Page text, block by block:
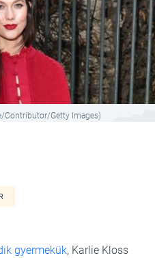
Contributor/Getty Images)
gyermekük, Karlie Kloss